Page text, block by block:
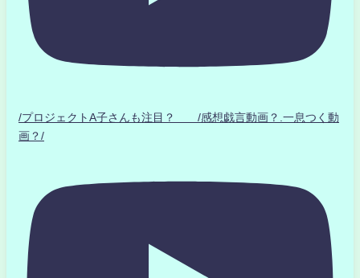
/プロジェクトA子さんも注目？ /感想戯言動画？.一息つく動
画？/